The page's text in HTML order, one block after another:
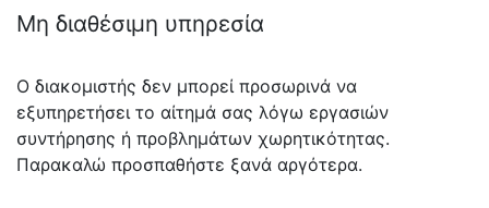
Μη διαθέσιμη υπηρεσία
Ο διακομιστής δεν μπορεί προσωρινά να
εξυπηρετήσει το αίτημά σας λόγω εργασιών
συντήρησης ή προβλημάτων χωρητικότητας.
Παρακαλώ προσπαθήστε ξανά αργότερα.